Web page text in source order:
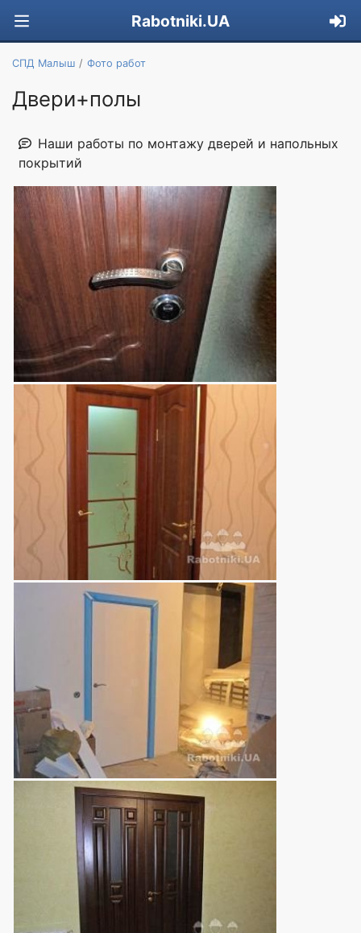
Rabotniki.UA
СПД Малыш Фото работ
Двери+полы
Наши работы по монтажу дверей и напольных
покрытий